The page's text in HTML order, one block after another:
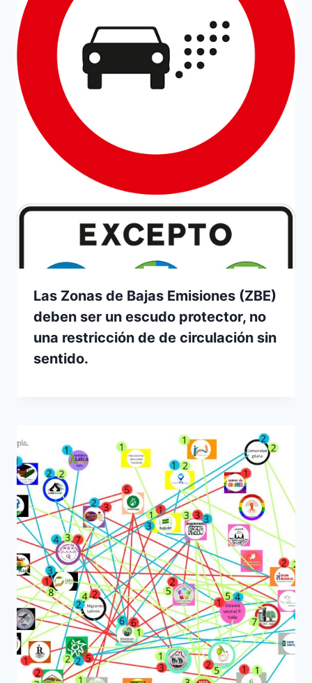
Las Zonas de Bajas Emisiones (ZBE)
deben ser un escudo protector, no
una restricción de de circulación sin
sentido.